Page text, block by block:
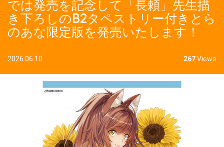
では発売を記念して「長頼」先生描
き下ろしのB2タペストリー付きとら
のあな限定版を発売いたします！
2026.06.10 267Views